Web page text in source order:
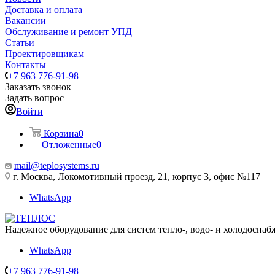
Доставка и оплата
Вакансии
Обслуживание и ремонт УПД
Статьи
Проектировщикам
Контакты
+7 963 776-91-98
Заказать звонок
Задать вопрос
Войти
Корзина0
Отложенные0
mail@teplosystems.ru
г. Москва, Локомотивный проезд, 21, корпус 3, офис №117
WhatsApp
Надежное оборудование для систем тепло-, водо- и
WhatsApp
+7 963 776-91-98